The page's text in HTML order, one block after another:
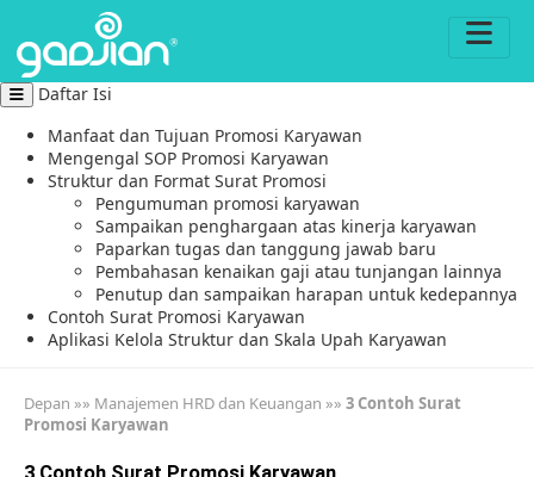
Daftar Isi
Manfaat dan Tujuan Promosi Karyawan
Mengengal SOP Promosi Karyawan
Struktur dan Format Surat Promosi
Pengumuman promosi karyawan
Sampaikan penghargaan atas kinerja karyawan
Paparkan tugas dan tanggung jawab baru
Pembahasan kenaikan gaji atau tunjangan lainnya
Penutup dan sampaikan harapan untuk kedepannya
Contoh Surat Promosi Karyawan
Aplikasi Kelola Struktur dan Skala Upah Karyawan
Depan »» Manajemen HRD dan Keuangan »» 3 Contoh Surat
Promosi Karyawan